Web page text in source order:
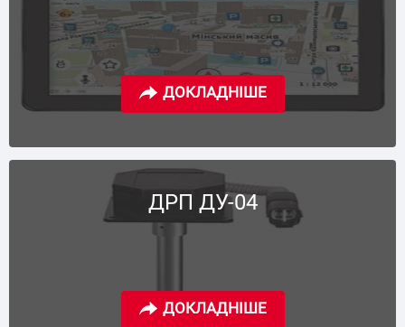
ДРП ДУ-04